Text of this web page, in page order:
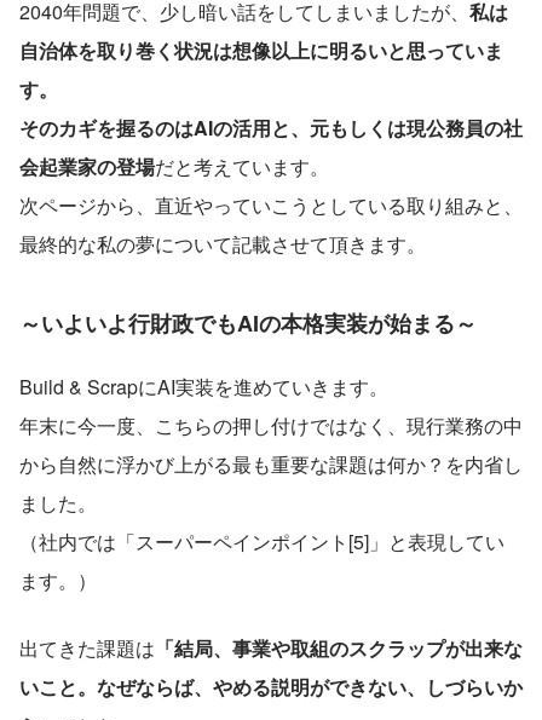
2040年問題で、少し暗い話をしてしまいましたが、 私は
自治体を取り巻く状況は想像以上に明るいと思っていま
す。
そのカギを握るのはAIの活用と、元もしくは現公務員の社
会起業家の登場だと考えています。
次ページから、直近やっていこうとしている取り組みと、
最終的な私の夢について記載させて頂きます。
～いよいよ行財政でもAIの本格実装が始まる～
Build & ScrapにAI実装を進めていきます。
年末に今一度、こちらの押し付けではなく、現行業務の中
から自然に浮かび上がる最も重要な課題は何か？を内省し
ました。
（社内では「スーパーペインポイント[5]」と表現してい
ます。）
出てきた課題は 「結局、事業や取組のスクラップが出来な
いこと。なぜならば、やめる説明ができない、しづらいか